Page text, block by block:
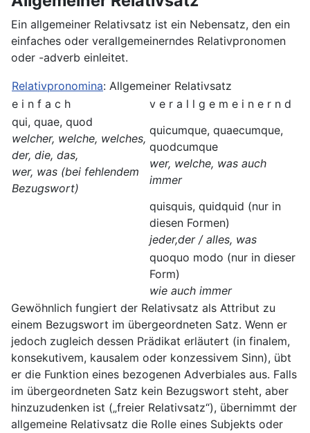
Ein allgemeiner Relativsatz ist ein Nebensatz, den ein
einfaches oder verallgemeinerndes Relativpronomen
oder -adverb einleitet.
Relativpronomina: Allgemeiner Relativsatz
e i n f a c h
v e r a l l g e m e i n e r n d
qui, quae, quod
welcher, welche, welches,
der, die, das,
wer, was (bei fehlendem
Bezugswort)
quicumque, quaecumque,
quodcumque
wer, welche, was auch
immer
quisquis, quidquid (nur in
diesen Formen)
jeder,der / alles, was
quoquo modo (nur in dieser
Form)
wie auch immer
Gewöhnlich fungiert der Relativsatz als Attribut zu
einem Bezugswort im übergeordneten Satz. Wenn er
jedoch zugleich dessen Prädikat erläutert (in finalem,
konsekutivem, kausalem oder konzessivem Sinn), übt
er die Funktion eines bezogenen Adverbiales aus. Falls
im übergeordneten Satz kein Bezugswort steht, aber
hinzuzudenken ist („freier Relativsatz“), übernimmt der
allgemeine Relativsatz die Rolle eines Subjekts oder